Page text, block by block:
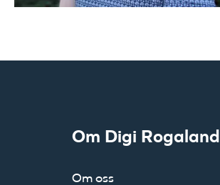
Om Digi Rogaland
Om oss